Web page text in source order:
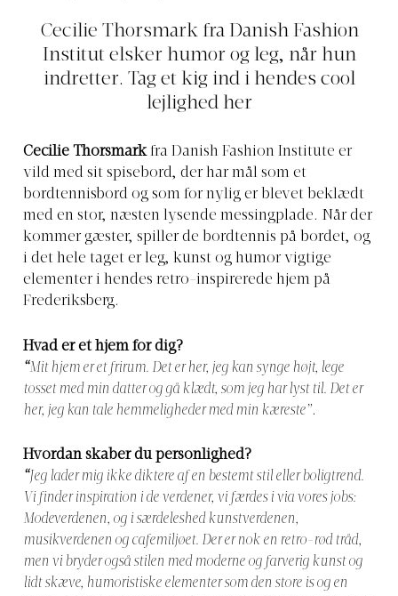
Cecilie Thorsmark fra Danish Fashion
Institut elsker humor og leg, når hun
indretter. Tag et kig ind i hendes cool
lejlighed her
Cecilie Thorsmarkfra Danish Fashion Institute er
vild med sit spisebord, der har mål som et
bordtennisbord og som for nylig er blevet beklædt
med en stor, næsten lysende messingplade. Når der
kommer gæster, spiller de bordtennis på bordet, og
i det hele taget er leg, kunst og humor vigtige
elementer i hendes retro-inspirerede hjem på
Frederiksberg.
Hvad er et hjem for dig?
“Mit hjem er et frirum. Det er her, jeg kan synge højt, lege
tosset med min datter og gå klædt, som jeg har lyst til. Det er
her, jeg kan tale hemmeligheder med min kæreste”.
Hvordan skaber du personlighed?
“Jeg lader mig ikke diktere af en bestemt stil eller boligtrend.
Vi finder inspiration i de verdener, vi færdes i via vores jobs:
Modeverdenen, og i særdeleshed kunstverdenen,
musikverdenen og cafemiljøet. Der er nok en retro-rød tråd,
men vi bryder også stilen med moderne og farverig kunst og
lidt skæve, humoristiske elementer som den store is og en